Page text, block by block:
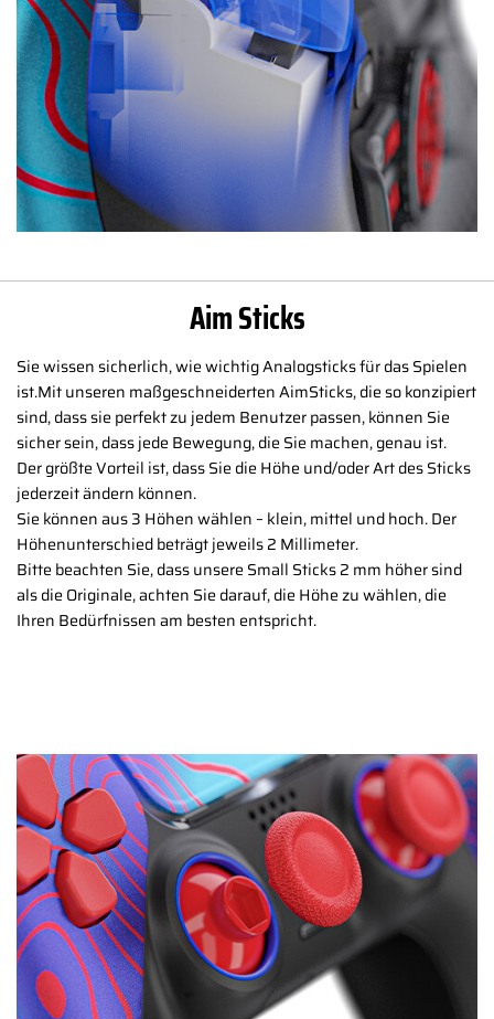
Aim Sticks
Sie wissen sicherlich, wie wichtig Analogsticks für das Spielen
ist.Mit unseren maßgeschneiderten AimSticks, die so konzipiert
sind, dass sie perfekt zu jedem Benutzer passen, können Sie
sicher sein, dass jede Bewegung, die Sie machen, genau ist.
Der größte Vorteil ist, dass Sie die Höhe und/oder Art des Sticks
jederzeit ändern können.
Sie können aus 3 Höhen wählen – klein, mittel und hoch. Der
Höhenunterschied beträgt jeweils 2 Millimeter.
Bitte beachten Sie, dass unsere Small Sticks 2 mm höher sind
als die Originale, achten Sie darauf, die Höhe zu wählen, die
Ihren Bedürfnissen am besten entspricht.